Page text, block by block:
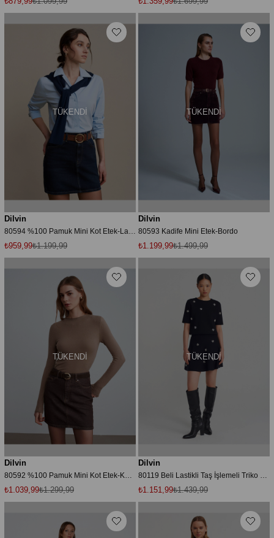
TÜKENDI
Dilvin
₺959,99₺1.199,99
TÜKENDI
Dilvin
80593 Kadife Mini Etek-Bordo
₺1.199,99₺1.499,99
TÜKENDI
Dilvin
80592 %100 Pamuk Mini Kot Etek-Kahve
₺1.039,99₺1.299,99
TÜKENDI
Dilvin
80119 Beli Lastikli Taş İşlemeli Triko Etek-Siyah
₺1.151,99₺1.439,99